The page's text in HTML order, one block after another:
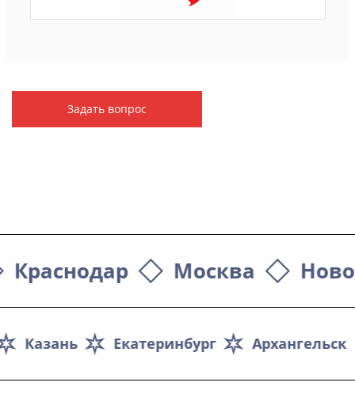
Задать вопрос
Краснодар Москва
Архангельск
Екатеринбург
Казань